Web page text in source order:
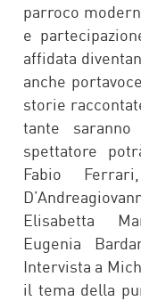
parroco
e
affidata
anche
storie
tante
spettatore
Fabio
Elisabetta
Eugenia
Intervista a
il tema della